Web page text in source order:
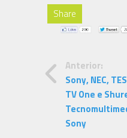
Share
Anterior:
Sony, NEC,
TV One e
Sony